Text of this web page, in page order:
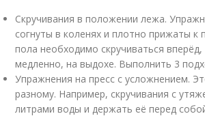
Скручивания в положении лежа.
согнуты в коленях и плотно прижаты к
пола необходимо скручиваться
медленно, на выдохе. Выполнить 3
Упражнения на пресс с усложнением.
разному. Например, скручивания с
литрами воды и держать её перед